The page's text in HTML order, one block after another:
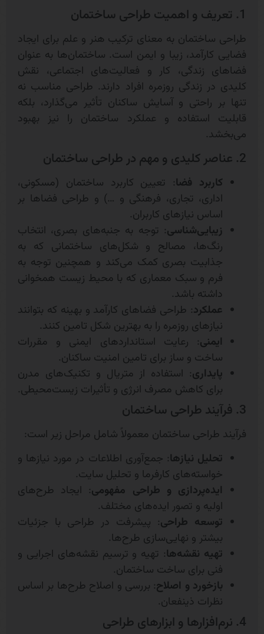
1. تعریف و اهمیت طراحی ساختمان
طراحی ساختمان به معنای ترکیب هنر و علم برای ایجاد
فضایی کارآمد، زیبا و ایمن است. ساختمان‌ها به عنوان
فضاهای زندگی، کار و فعالیت‌های اجتماعی، نقش
کلیدی در زندگی روزمره افراد دارند. طراحی مناسب نه
تنها بر راحتی و آسایش ساکنان تأثیر می‌گذارد، بلکه
قابلیت استفاده و عملکرد ساختمان را نیز بهبود
می‌بخشد.
2. عناصر کلیدی و مهم در طراحی ساختمان
کاربرد فضا: تعیین کاربرد ساختمان (مسکونی،
اداری، تجاری، فرهنگی و …) و طراحی فضاها بر
اساس نیازهای کاربران.
زیبایی‌شناسی: توجه به جنبه‌های بصری، انتخاب
رنگ‌ها، مصالح و شکل‌های ساختمانی که به
جذابیت بصری کمک می‌کند و همچنین توجه به
فرم و سبک معماری که با محیط زیست همخوانی
داشته باشد.
عملکرد: طراحی فضاهای کارآمد و بهینه که بتوانند
نیازهای روزمره را به بهترین شکل تامین کنند.
ایمنی: رعایت استانداردهای ایمنی و مقررات
ساخت و ساز برای تامین امنیت ساکنان.
پایداری: استفاده از متریال و تکنیک‌های مدرن
برای کاهش مصرف انرژی و تأثیرات زیست‌محیطی.
3. فرآیند طراحی ساختمان
فرآیند طراحی ساختمان معمولاً شامل مراحل زیر است:
تحلیل نیازها: جمع‌آوری اطلاعات در مورد نیازها و
خواسته‌های کارفرما و تحلیل سایت.
ایده‌پردازی و طراحی مفهومی: ایجاد طرح‌های
اولیه و تصور ایده‌های مختلف.
توسعه طراحی: پیشرفت در طراحی با جزئیات
بیشتر و نهایی‌سازی طرح‌ها.
تهیه نقشه‌ها: تهیه و ترسیم نقشه‌های اجرایی و
فنی برای ساخت ساختمان.
بازخورد و اصلاح: بررسی و اصلاح طرح‌ها بر اساس
نظرات ذینفعان.
4. نرم‌افزارها و ابزارهای طراحی